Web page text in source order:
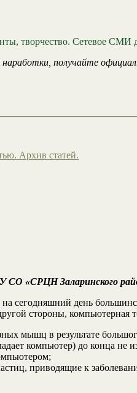
творчество. Сетевое СМИ
получайте
Архив статей.
СО «СРЦН Заларинского
сегодняшний день
стороны, компьютерная
мышц в результате
компьютер) до конца не
приводящие к